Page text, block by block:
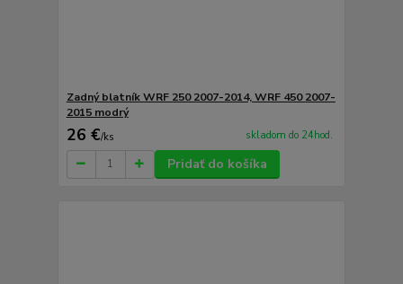
Zadný blatník WRF 250 2007-2014, WRF 450 2007-
2015 modrý
26 €/ks skladom do 24hod.
Pridať do košíka